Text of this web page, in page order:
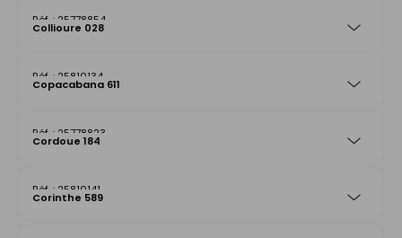
25778854
Collioure 028
25810134
Copacabana 611
25778823
Cordoue 184
25810141
Corinthe 589